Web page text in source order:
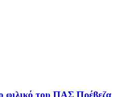
φιλικό του ΠΑΣ Πρέβεζα